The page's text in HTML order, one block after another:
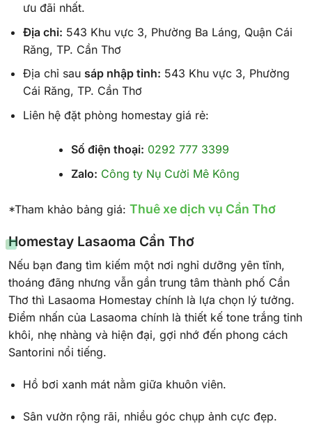
ưu đãi nhất.
Địa chỉ: 543 Khu vực 3, Phường Ba Láng, Quận Cái
Răng, TP. Cần Thơ
Địa chỉ sau sáp nhập tỉnh: 543 Khu vực 3, Phường
Cái Răng, TP. Cần Thơ
Liên hệ đặt phòng homestay giá rẻ:
Số điện thoại: 0292 777 3399
Zalo: Công ty Nụ Cười Mê Kông
*Tham khảo bảng giá: Thuê xe dịch vụ Cần Thơ
Homestay Lasaoma Cần Thơ
Nếu bạn đang tìm kiếm một nơi nghỉ dưỡng yên tĩnh,
thoáng đãng nhưng vẫn gần trung tâm thành phố Cần
Thơ thì Lasaoma Homestay chính là lựa chọn lý tưởng.
Điểm nhấn của Lasaoma chính là thiết kế tone trắng tinh
khôi, nhẹ nhàng và hiện đại, gợi nhớ đến phong cách
Santorini nổi tiếng.
Hồ bơi xanh mát nằm giữa khuôn viên.
Sân vườn rộng rãi, nhiều góc chụp ảnh cực đẹp.